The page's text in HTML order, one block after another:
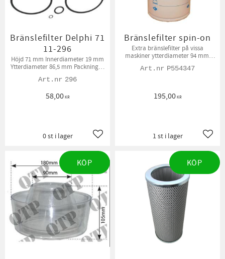
Bränslefilter Delphi 71
11-296
Höjd 71 mm Innerdiameter 19 mm
Ytterdiameter 86,5 mm Packningar
296
58,00KR
Lägg till i favoriter
0 st i lager
Bränslefilter spin-on
Extra bränslefilter på vissa
maskiner ytterdiameter 94 mm,
P554347
195,00KR
1 st i lager
KÖP KÖP